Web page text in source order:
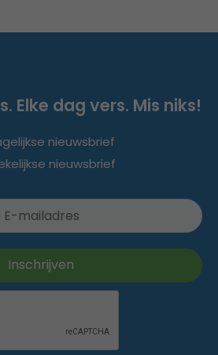
Elke dag vers. Mis niks!
nieuwsbrief
nieuwsbrief